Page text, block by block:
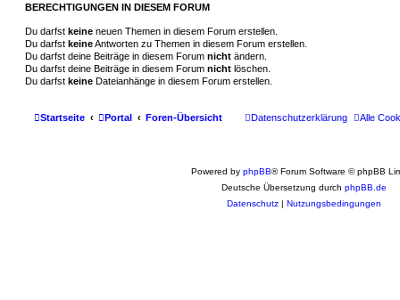
BERECHTIGUNGEN IN DIESEM FORUM
Du darfst keine neuen Themen in diesem Forum erstellen.
Du darfst keineAntworten zu Themen in diesem Forum erstellen.
Du darfst deine Beiträge in diesem Forum nicht ändern.
Du darfst deine Beiträge in diesem Forum nicht löschen.
Du darfst keine Dateianhänge in diesem Forum erstellen.
Startseite Portal Foren-Übersicht Alle
Datenschutzerklärung
Powered by phpBB® Forum Software © phpBB
Deutsche Übersetzung durch phpBB.de
Datenschutz
Nutzungsbedingungen